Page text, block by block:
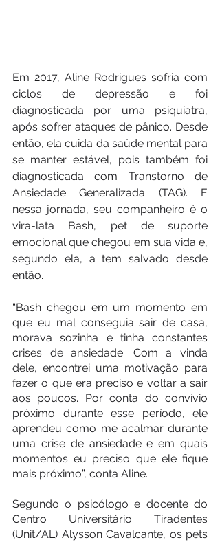
Em 2017, Aline Rodrigues sofria com
ciclos de depressão e foi
diagnosticada por uma psiquiatra,
após sofrer ataques de pânico. Desde
então, ela cuida da saúde mental para
se manter estável, pois também foi
diagnosticada com Transtorno de
Ansiedade Generalizada (TAG). E
nessa jornada, seu companheiro é o
vira-lata Bash, pet de suporte
emocional que chegou em sua vida e,
segundo ela, a tem salvado desde
então.
“Bash chegou em um momento em
que eu mal conseguia sair de casa,
morava sozinha e tinha constantes
crises de ansiedade. Com a vinda
dele, encontrei uma motivação para
fazer o que era preciso e voltar a sair
aos poucos. Por conta do convívio
próximo durante esse período, ele
aprendeu como me acalmar durante
uma crise de ansiedade e em quais
momentos eu preciso que ele fique
mais próximo”, conta Aline.
Segundo o psicólogo e docente do
Centro Universitário Tiradentes
(Unit/AL) Alysson Cavalcante, os pets